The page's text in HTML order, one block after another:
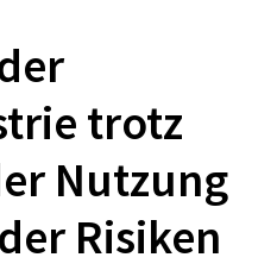
trotz
Nutzung
Risiken